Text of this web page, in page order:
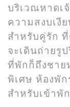
บริเวณหาดเ
ความสงบเงี
สำหรับคู่รัก
จะเดินถ่ายรู
ที่พักก็ถึงชาย
พิเศษ ห้องพัก
สำหรับเข้าพั